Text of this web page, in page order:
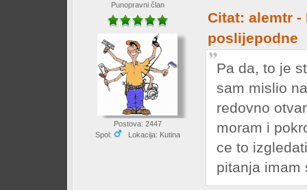
Punopravni član
Postova: 2447
Spol:
Lokacija: Kutina
Citat: alemtr -
poslijepodne
Pa da, to je
sam mislio
redovno
moram i
ce to
pitanja imam